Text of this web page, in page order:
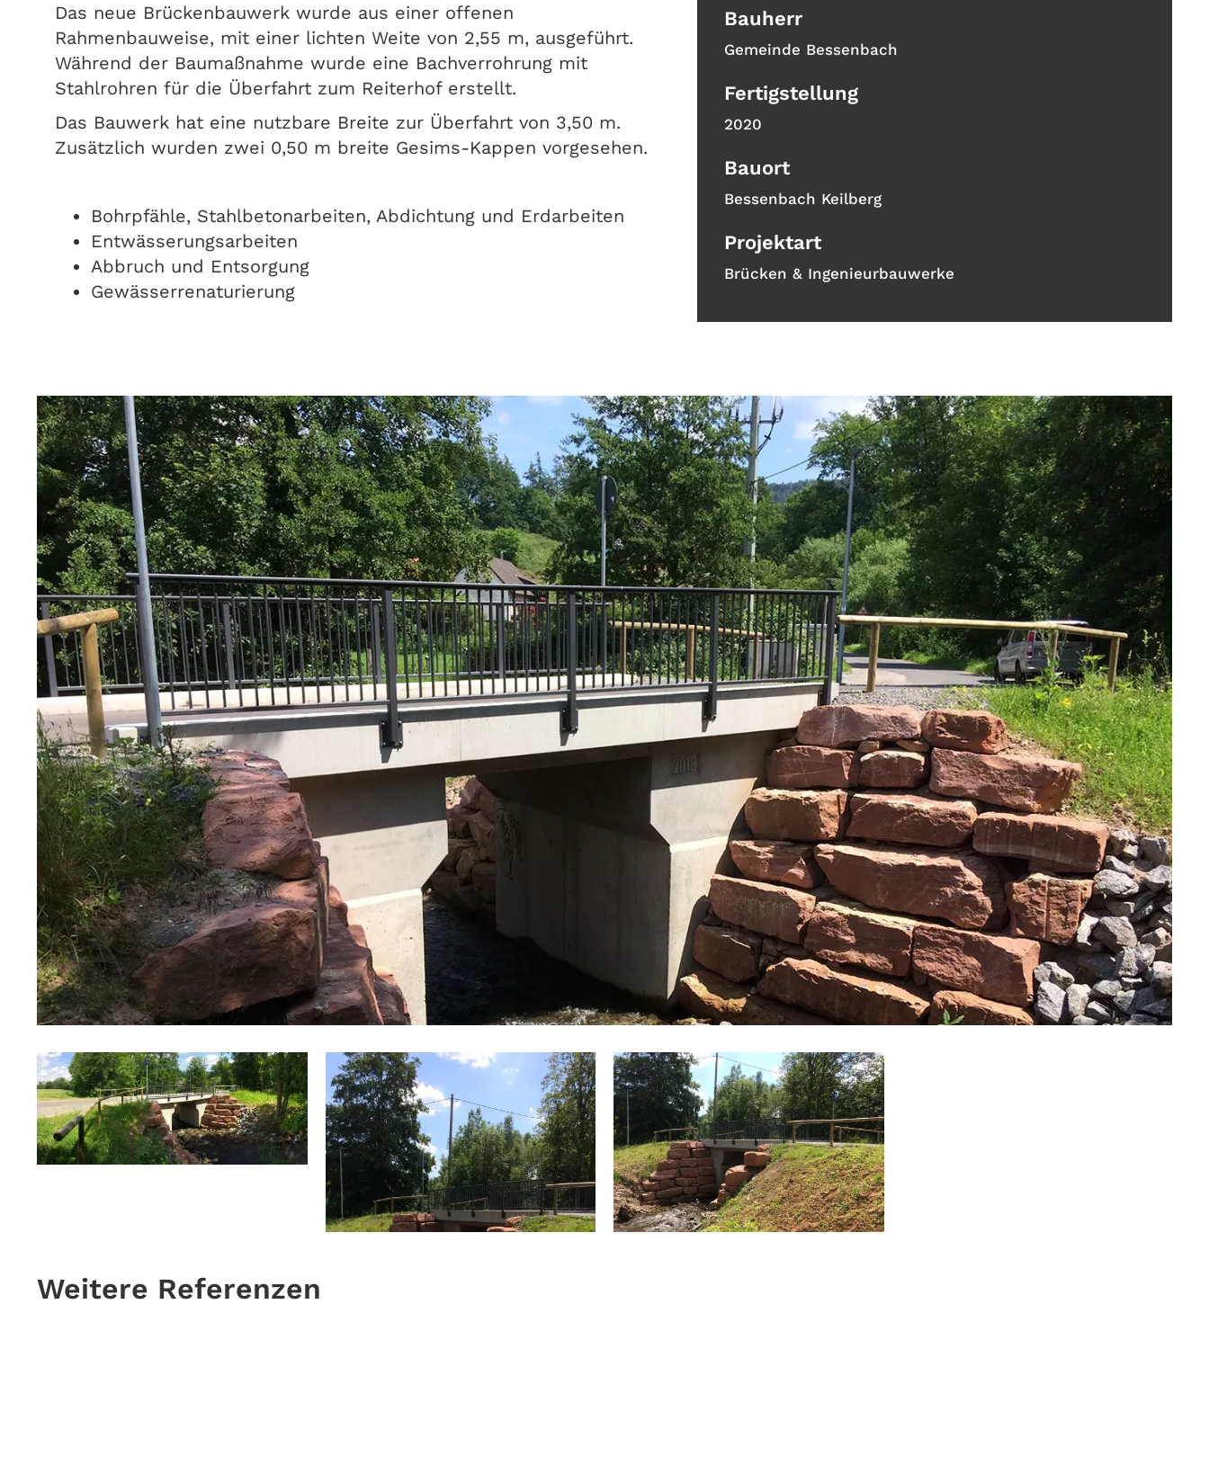
Das neue Brückenbauwerk wurde aus einer offenen
Rahmenbauweise, mit einer lichten Weite von 2,55 m, ausgeführt.
Während der Baumaßnahme wurde eine Bachverrohrung mit
Stahlrohren für die Überfahrt zum Reiterhof erstellt.
Das Bauwerk hat eine nutzbare Breite zur Überfahrt von 3,50 m.
Zusätzlich wurden zwei 0,50 m breite Gesims-Kappen vorgesehen.
Bohrpfähle, Stahlbetonarbeiten, Abdichtung und Erdarbeiten
Entwässerungsarbeiten
Abbruch und Entsorgung
Gewässerrenaturierung
Bauherr
Gemeinde Bessenbach
Fertigstellung
2020
Bauort
Bessenbach Keilberg
Projektart
Brücken & Ingenieurbauwerke
Weitere Referenzen